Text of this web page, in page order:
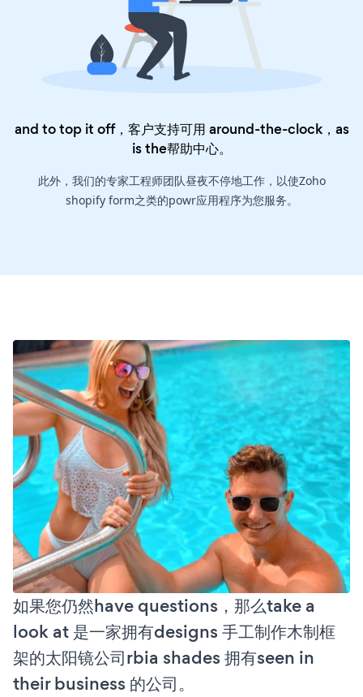
and to top it off，客户支持可用 around-the-clock，as
is the帮助中心。
此外，我们的专家工程师团队昼夜不停地工作，以使Zoho
shopify form之类的powr应用程序为您服务。
如果您仍然have questions，那么take a
look at 是一家拥有designs 手工制作木制框
架的太阳镜公司rbia shades 拥有seen in
their business 的公司。